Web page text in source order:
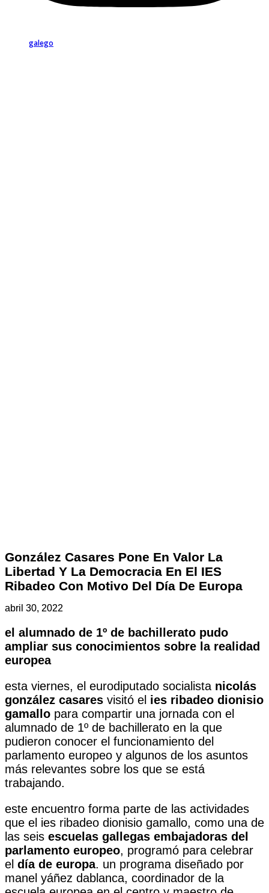
galego
González Casares Pone En Valor La
Libertad Y La Democracia En El IES
Ribadeo Con Motivo Del Día De Europa
abril 30, 2022
el alumnado de 1º de bachillerato pudo
ampliar sus conocimientos sobre la realidad
europea
esta viernes, el eurodiputado socialista nicolás
gonzález casares visitó el ies ribadeo dionisio
gamallo para compartir una jornada con el
alumnado de 1º de bachillerato en la que
pudieron conocer el funcionamiento del
parlamento europeo y algunos de los asuntos
más relevantes sobre los que se está
trabajando.
este encuentro forma parte de las actividades
que el ies ribadeo dionisio gamallo, como una de
las seis escuelas gallegas embajadoras del
parlamento europeo, programó para celebrar
el día de europa. un programa diseñado por
manel yáñez dablanca, coordinador de la